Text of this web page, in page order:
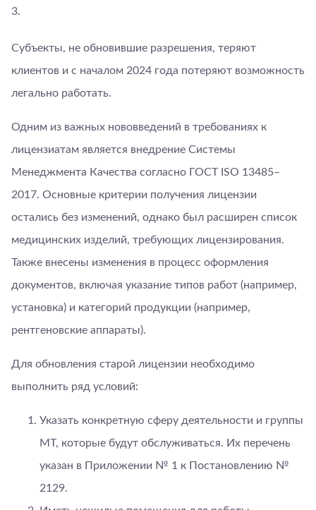
3.
Субъекты, не обновившие разрешения, теряют
клиентов и с началом 2024 года потеряют возможность
легально работать.
Одним из важных нововведений в требованиях к
лицензиатам является внедрение Системы
Менеджмента Качества согласно ГОСТ ISO 13485–
2017. Основные критерии получения лицензии
остались без изменений, однако был расширен список
медицинских изделий, требующих лицензирования.
Также внесены изменения в процесс оформления
документов, включая указание типов работ (например,
установка) и категорий продукции (например,
рентгеновские аппараты).
Для обновления старой лицензии необходимо
выполнить ряд условий:
Указать конкретную сферу деятельности и группы
МТ, которые будут обслуживаться. Их перечень
указан в Приложении № 1 к Постановлению №
2129.